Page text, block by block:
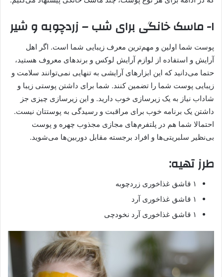
۱- ماسک خانگی برای شب – زردچوبه و شیر
پوست شما اولین و مهم‌ترین معرف زیبایی شما است. اگر اهل
آرایش و استفاده از لوازم آرایش لوکس و برندهای معروف هستید،
حتما می‌دانید که این ابزارهای آرایشی به تنهایی نمی‌توانند سلامت و
زیبایی پوست شما را تضمین کنند. شما برای داشتن پوستی زیبا و
شاداب نیاز به یک زیرسازی خوب دارید. و این زیرسازی چیزی جز
داشتن یک برنامه خوب برای مراقبت و رسیدگی به پوستتان نیست.
احتمالا شما هم در پلتفرم‌های مجازی مجذوب چهره و پوست
بی‌نظیر سلبریتی‌ها و افراد برجسته مقابل دوربین‌ها می‌شوید.
طرز تهیه:
۱ قاشق غذاخوری زردچوبه
۱ قاشق غذاخوری آرد
۱ قاشق غذاخوری آرد نخودچی